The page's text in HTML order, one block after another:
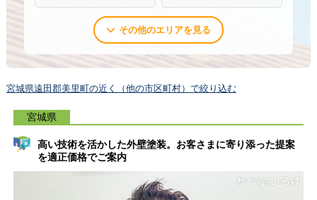
その他のエリアを見る
宮城県遠田郡美里町の近く（他の市区町村）で絞り込む
宮城県
高い技術を活かした外壁塗装。お客さまに寄り添った提案
を適正価格でご案内